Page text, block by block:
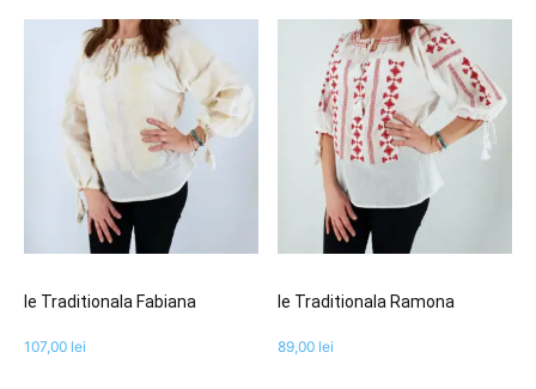
Ie Traditionala Fabiana
107,00 lei
Ie Traditionala Ramona
89,00 lei